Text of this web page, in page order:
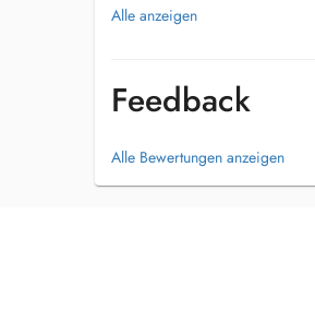
Alle anzeigen
Feedback
Alle Bewertungen anzeigen